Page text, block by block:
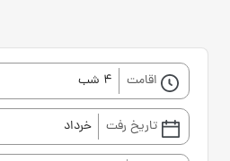
اقامت 4 شب
تاریخ رفت خرداد